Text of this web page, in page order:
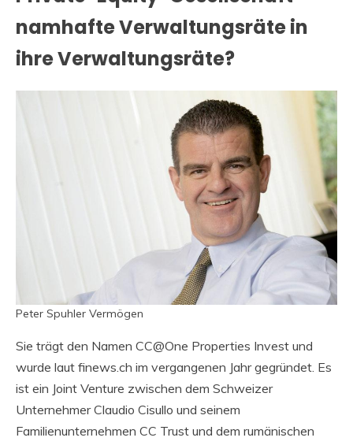
namhafte Verwaltungsräte in
ihre Verwaltungsräte?
Peter Spuhler Vermögen
Sie trägt den Namen CC@One Properties Invest und
wurde laut finews.ch im vergangenen Jahr gegründet. Es
ist ein Joint Venture zwischen dem Schweizer
Unternehmer Claudio Cisullo und seinem
Familienunternehmen CC Trust und dem rumänischen